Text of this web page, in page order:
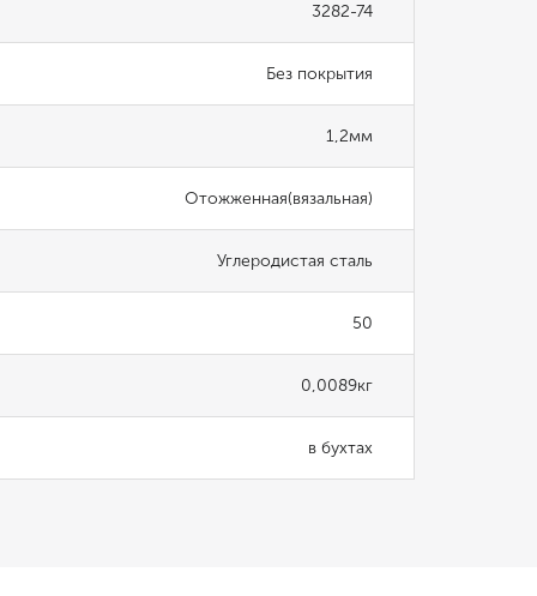
3282-74
Без покрытия
1,2мм
Отожженная(вязальная)
Углеродистая сталь
50
0,0089кг
в бухтах